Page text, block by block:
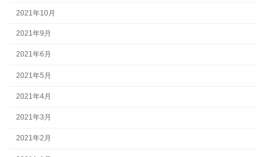
2021年10月
2021年9月
2021年6月
2021年5月
2021年4月
2021年3月
2021年2月